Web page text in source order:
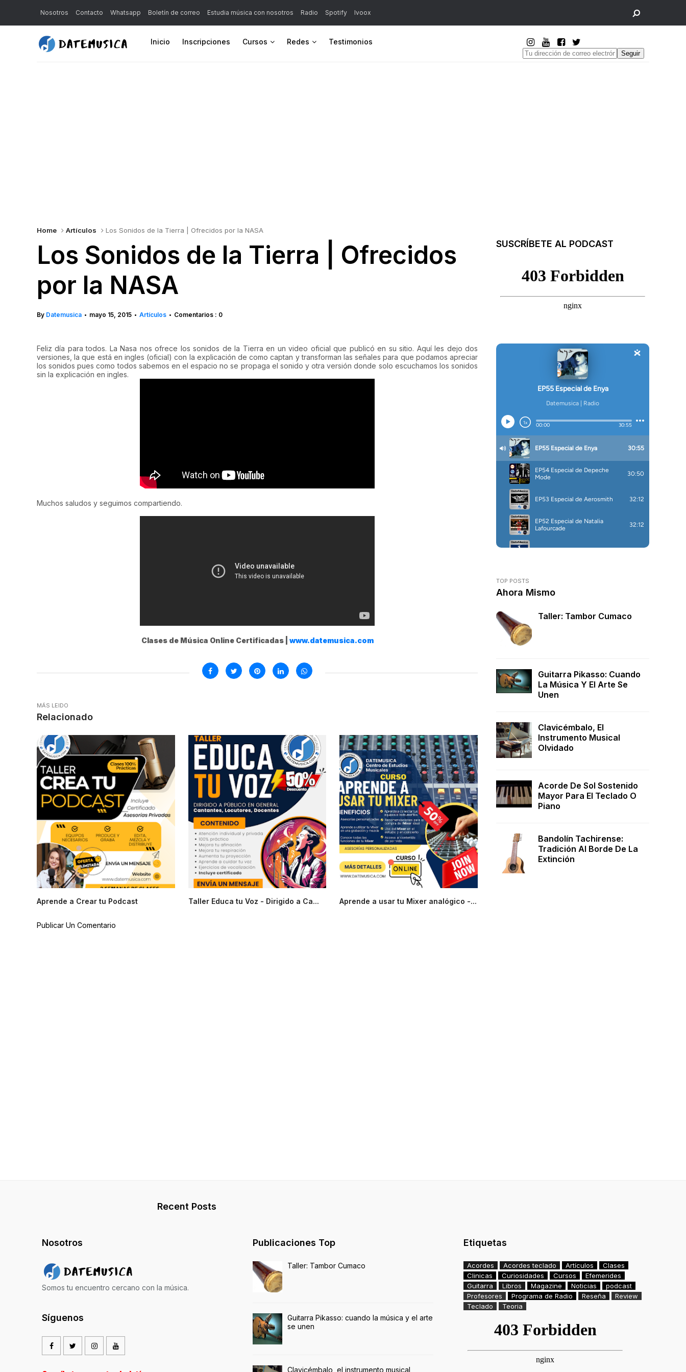
Nosotros Contacto Whatsapp Boletín de correo Estudia música con nosotros Radio Spotify Ivoox
Inicio Inscripciones Cursos Redes Testimonios
Seguir
Home Artículos Los Sonidos de la Tierra | Ofrecidos por la NASA
Los Sonidos de la Tierra | Ofrecidos
por la NASA
By Datemusica • mayo 15, 2015 • Artículos • Comentarios : 0
Feliz día para todos. La Nasa nos ofrece los sonidos de la Tierra en un video oficial que publicó en su sitio. Aquí les dejo dos
versiones, la que está en ingles (oficial) con la explicación de como captan y transforman las señales para que podamos apreciar
los sonidos pues como todos sabemos en el espacio no se propaga el sonido y otra versión donde solo escuchamos los sonidos
sin la explicación en ingles.
Muchos saludos y seguimos compartiendo.
Clases de Música Online Certificadas | www.datemusica.com
MÁS LEIDO
Relacionado
Aprende a Crear tu Podcast Taller Educa tu Voz - Dirigido a Ca... Aprende a usar tu Mixer analógico -...
Publicar Un Comentario
SUSCRÍBETE AL PODCAST
TOP POSTS
Ahora Mismo
Taller: Tambor Cumaco
Guitarra Pikasso: Cuando
La Música Y El Arte Se
Unen
Clavicémbalo, El
Instrumento Musical
Olvidado
Acorde De Sol Sostenido
Mayor Para El Teclado O
Piano
Bandolín Tachirense:
Tradición Al Borde De La
Extinción
Recent Posts
Nosotros
Somos tu encuentro cercano con la música.
Síguenos
Publicaciones Top
Taller: Tambor Cumaco
Guitarra Pikasso: cuando la música y el arte
se unen
Clavicémbalo, el instrumento musical
Etiquetas
Acordes Acordes teclado Artículos
Clases
Clinicas
Curiosidades Cursos
Efemerides
Guitarra
Libros Magazine Noticias
podcast
Profesores
Programa de Radio Reseña
Review
Teclado
Teoria